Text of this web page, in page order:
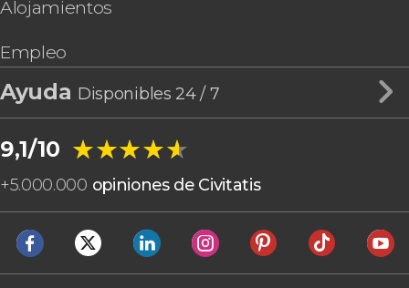
Alojamientos
Empleo
Ayuda Disponibles 24 / 7
9,1/10 ★★★★★
★★★★★
+5.000.000 opiniones de Civitatis